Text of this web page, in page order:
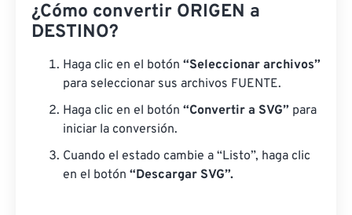
¿Cómo convertir ORIGEN a
DESTINO?
Haga clic en el botón “Seleccionar archivos”
para seleccionar sus archivos FUENTE.
Haga clic en el botón “Convertir a SVG” para
iniciar la conversión.
Cuando el estado cambie a “Listo”, haga clic
en el botón “Descargar SVG”.